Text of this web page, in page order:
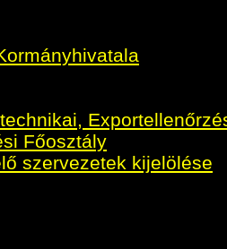
Főosztály
szervezetek kijelölése